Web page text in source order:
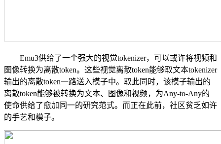
Emu3供给了一个强大的视觉tokenizer，可以或许将视频和
图像转换为离散token。这些视觉离散token能够取文本tokenizer
输出的离散token一路送入模子中。取此同时，该模子输出的
离散token能够被转换为文本、图像和视频，为Any-to-Any的
使命供给了愈加同一的研究范式。而正在此前，社区贫乏如许
的手艺和模子。